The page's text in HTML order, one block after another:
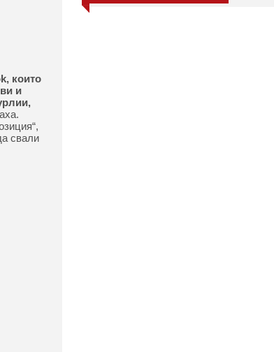
които
и
свали